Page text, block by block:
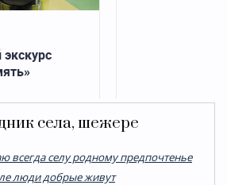
села, шежере
всегда селу родному предпочтенье
люди добрые живут